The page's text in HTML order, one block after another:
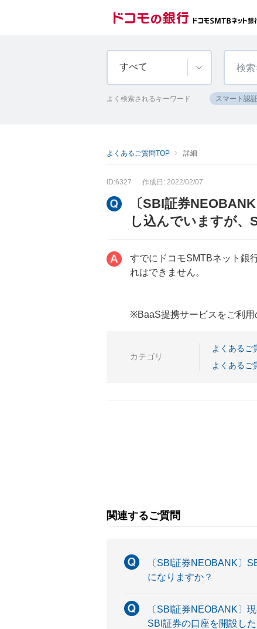
すべて
よく検索されるキーワード スマート認
よくあるご質問TOP 詳細
ID:6327 作成日: 2022/02/07
〔SBI証券
し込んでいますが、
すでにドコモSMTBネット銀
れはできません。
※BaaS提携サービスをご利
カテゴリ
よくあるご
よくあるご
関連するご質問
〔SBI証券NEOBANK〕
になりますか？
〔SBI証券NEOBANK〕
SBI証券の口座を開設し